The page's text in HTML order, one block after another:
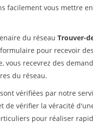
facilement vous mettre
du réseau Trouver-
pour recevoir
vous recevrez des
du réseau.
vérifiées par notre
de vérifier la véracité
pour réaliser